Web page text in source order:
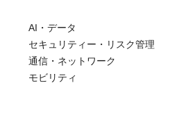
AI・データ
セキュリティー・リスク管理
通信・ネットワーク
モビリティ